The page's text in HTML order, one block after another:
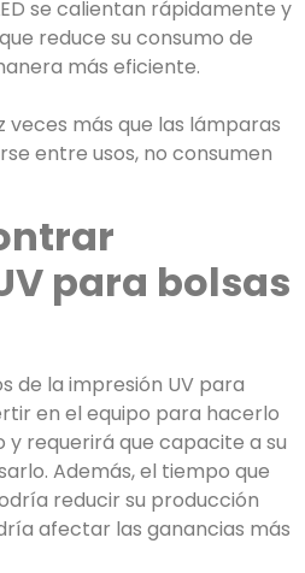
se calientan rápidamente y
reduce su consumo de
más eficiente.
veces más que las lámparas
entre usos, no consumen
para bolsas
de la impresión UV para
en el equipo para hacerlo
y requerirá que capacite a su
Además, el tiempo que
reducir su producción
afectar las ganancias más